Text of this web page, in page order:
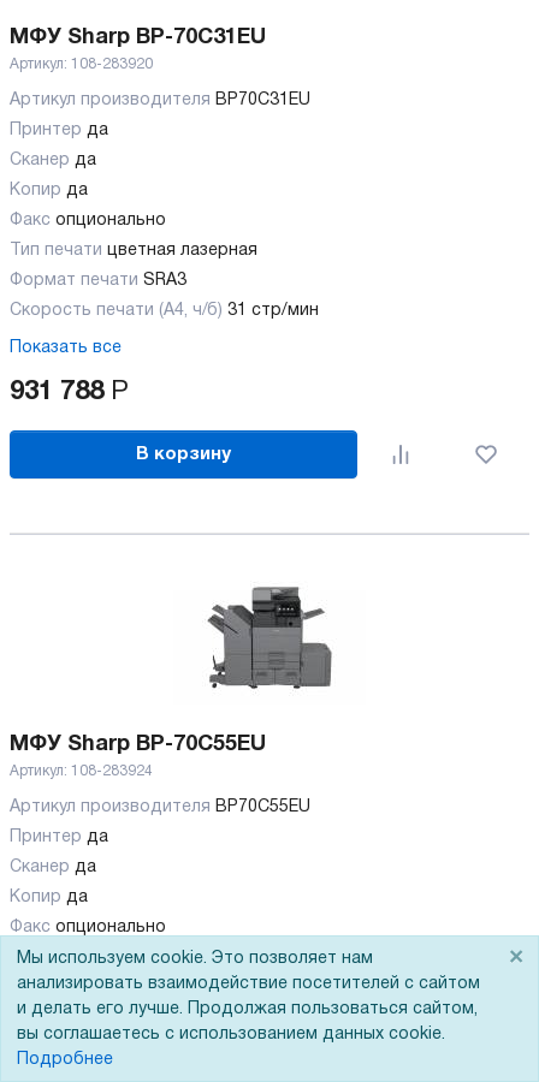
МФУ Sharp BP-70C31EU
Артикул: 108-283920
Артикул производителя
BP70C31EU
Принтер да
Сканер да
Копир да
Факс опционально
Тип печати
цветная лазерная
Формат печати SRA3
Скорость печати (А4, ч/б) 31 стр/мин
Показать все
931 788 Р
В корзину
МФУ Sharp BP-70C55EU
Артикул: 108-283924
Артикул производителя
BP70C55EU
Принтер да
Сканер да
Копир да
Факс опционально
Тип печатицветная лазерная
Формат печати SRA3
Скорость печати (А4, ч/б)55 стр/мин
Показать все
Мы используем cookie. Это позволяет нам
анализировать взаимодействие посетителей с сайтом
и делать его лучше. Продолжая пользоваться сайтом,
вы соглашаетесь с использованием данных cookie.
Подробнее
×